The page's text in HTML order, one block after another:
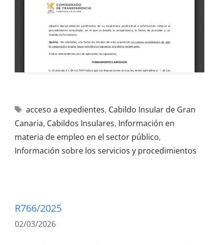
acceso a expedientes, Cabildo Insular de Gran
Canaria, Cabildos Insulares, Información en
materia de empleo en el sector público,
Información sobre los servicios y procedimientos
R766/2025
02/03/2026